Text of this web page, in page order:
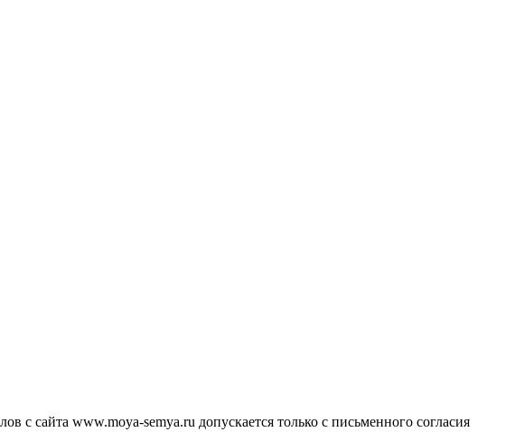
сайта www.moya-semya.ru допускается только с письменного согласия